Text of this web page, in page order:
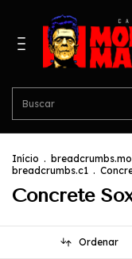
Início .
breadcrumbs.c1 .
Concrete
Ordenar